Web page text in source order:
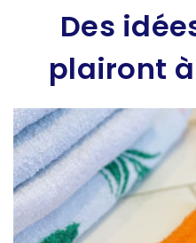
Des
plairont